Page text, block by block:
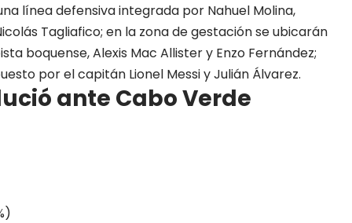
línea defensiva integrada por Nahuel Molina,
Tagliafico; en la zona de gestación se ubicarán
boquense, Alexis Mac Allister y Enzo Fernández;
por el capitán Lionel Messi y Julián Álvarez.
ante Cabo Verde